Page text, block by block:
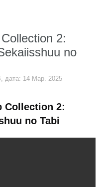
2:
no
дата: 14 Мар. 2025
Collection 2:
no Tabi